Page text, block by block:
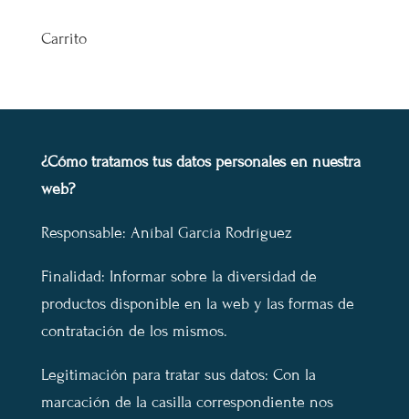
Carrito
¿Cómo tratamos tus datos personales en nuestra
web?
Responsable: Aníbal García Rodríguez
Finalidad: Informar sobre la diversidad de
productos disponible en la web y las formas de
contratación de los mismos.
Legitimación para tratar sus datos: Con la
marcación de la casilla correspondiente nos